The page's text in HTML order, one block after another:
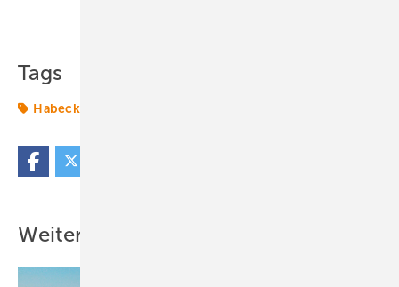
Tags
Habeck
Weitere Inhalte